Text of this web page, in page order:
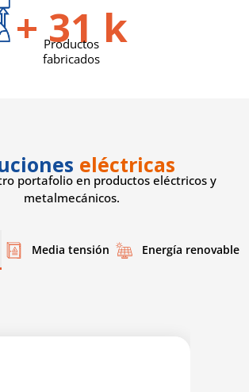
+ 31 k
Productos
fabricados
eléctricas
portafolio en productos eléctricos y
metalmecánicos.
Media tensión Energía renovable